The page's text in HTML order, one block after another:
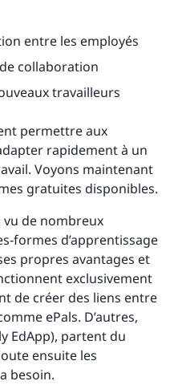
entre les employés
collaboration
travailleurs
permettre aux
rapidement à un
Voyons maintenant
gratuites disponibles.
vu de nombreux
formes d’apprentissage
propres avantages et
exclusivement
de créer des liens entre
ePals. D’autres,
EdApp), partent du
ensuite les
besoin.